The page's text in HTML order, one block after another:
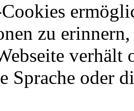
zu
verhält
Sprache oder